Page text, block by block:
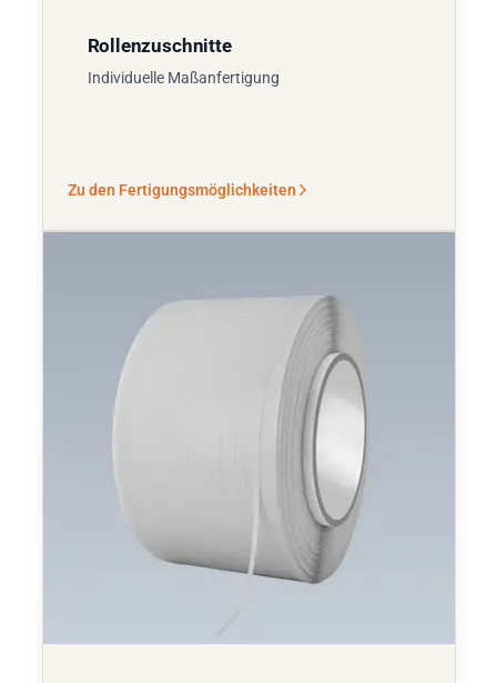
Rollenzuschnitte
Individuelle Maßanfertigung
Zu den Fertigungsmöglichkeiten